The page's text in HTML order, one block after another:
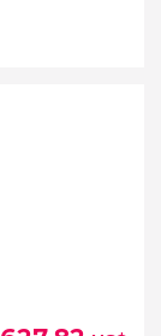
de
Rai